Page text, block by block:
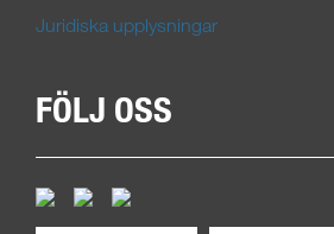
Juridiska upplysningar
FÖLJ OSS